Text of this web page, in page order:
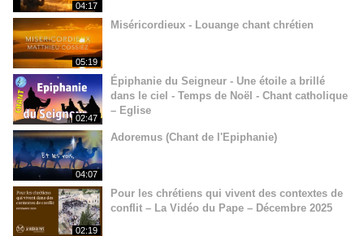
04:17
05:19
Miséricordieux - Louange chant chrétien
02:47
Épiphanie du Seigneur - Une étoile a brillé
dans le ciel - Temps de Noël - Chant catholique
– Eglise
04:07
Adoremus (Chant de l'Epiphanie)
02:19
Pour les chrétiens qui vivent des contextes de
conflit – La Vidéo du Pape – Décembre 2025